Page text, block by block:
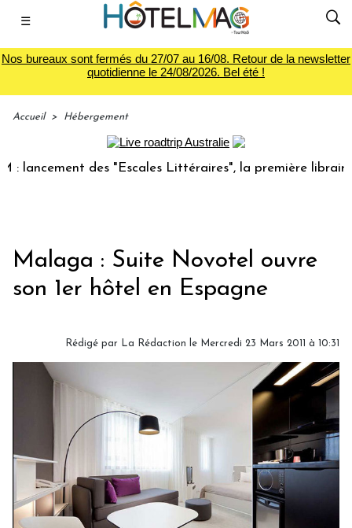
☰
Nos bureaux sont fermés du 27/07 au 16/08. Retour de la newsletter
quotidienne le 24/08/2026. Bel été !
Accueil > Hébergement
des "Escales Littéraires", la première librairie
Malaga : Suite Novotel ouvre
son 1er hôtel en Espagne
Rédigé par La Rédaction le Mercredi 23 Mars 2011 à 10:31